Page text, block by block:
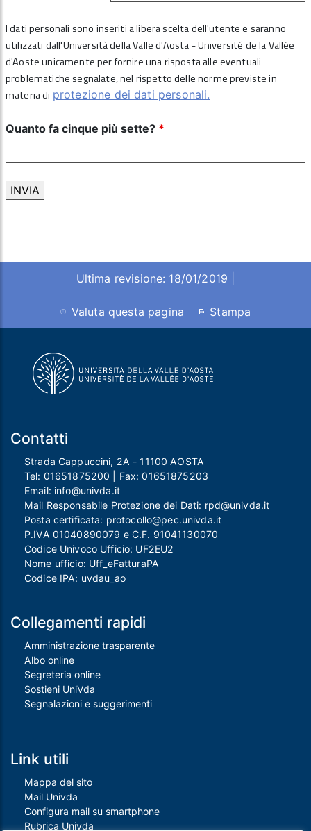
I dati personali sono inseriti a libera scelta dell'utente e saranno
utilizzati dall'Università della Valle d'Aosta - Université de la Vallée
d'Aoste unicamente per fornire una risposta alle eventuali
problematiche segnalate, nel rispetto delle norme previste in
materia di protezione dei dati personali.
Quanto fa cinque più sette? *
Ultima revisione: 18/01/2019 |
Valuta questa pagina Stampa
Contatti
Strada Cappuccini, 2A - 11100 AOSTA
Tel: 01651875200 | Fax:01651875203
Email: info@univda.it
Mail Responsabile Protezione dei Dati: rpd@univda.it
Posta certificata: protocollo@pec.univda.it
P.IVA 01040890079 e C.F. 91041130070
Codice Univoco Ufficio: UF2EU2
Nome ufficio: Uff_eFatturaPA
Codice IPA: uvdau_ao
Collegamenti rapidi
Amministrazione trasparente
Albo online
Segreteria online
Sostieni UniVda
Segnalazioni e suggerimenti
Link utili
Mappa del sito
Mail Univda
Configura mail su smartphone
Rubrica Univda